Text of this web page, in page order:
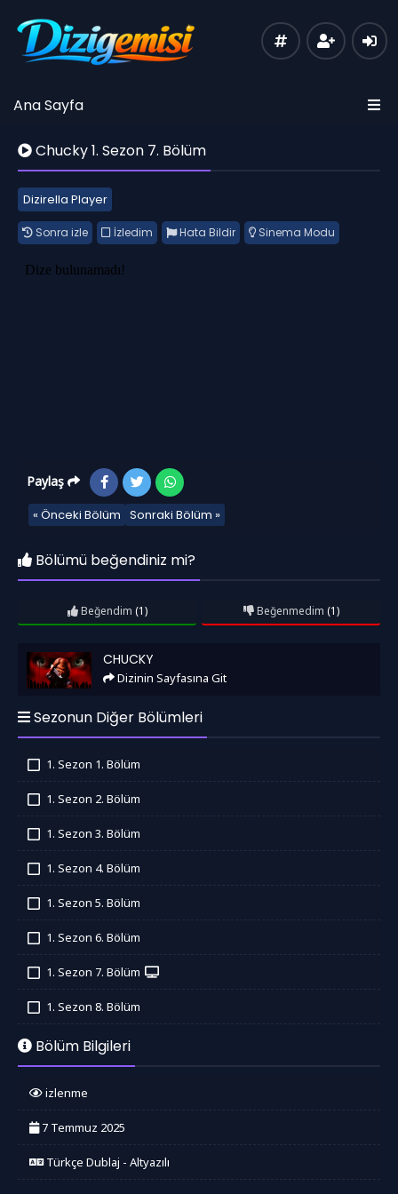
Ana Sayfa
Chucky 1. Sezon 7. Bölüm
Dizirella Player
Sonra izle İzledim Hata Bildir Sinema Modu
Paylaş
« Önceki Bölüm Sonraki Bölüm »
Bölümü beğendiniz mi?
Beğendim (1) Beğenmedim (1)
Chucky CHUCKY
Dizinin Sayfasına Git
Sezonun Diğer Bölümleri
1. Sezon 1. Bölüm
1. Sezon 2. Bölüm
1. Sezon 3. Bölüm
1. Sezon 4. Bölüm
1. Sezon 5. Bölüm
1. Sezon 6. Bölüm
1. Sezon 7. Bölüm
1. Sezon 8. Bölüm
Bölüm Bilgileri
izlenme
7 Temmuz 2025
Türkçe Dublaj - Altyazılı